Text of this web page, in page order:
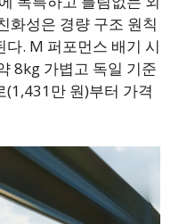
화성은 경량 구조 원칙
. M 퍼포먼스 배기 시
8kg 가볍고 독일 기준
만 원)부터 가격